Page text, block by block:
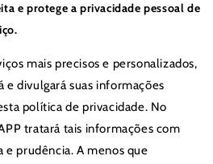
e protege a privacidade pessoal de
mais precisos e personalizados,
e divulgará suas informações
política de privacidade. No
tratará tais informações com
prudência. A menos que